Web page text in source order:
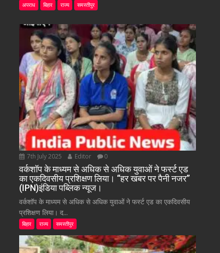
अपराध बिहार राज्य समस्तीपुर
7th July 2025 Editor 0
वर्कशॉप के माध्यम से अधिक से अधिक युवाओं ने फर्स्ट एड
का एकदिवसीय प्रशिक्षण लिया। “हर खबर पर पैनी नजर”
(IPN)इंडिया पब्लिक न्यूज।
वर्कशॉप के माध्यम से अधिक से अधिक युवाओं ने फर्स्ट एड का एकदिवसीय
प्रशिक्षण लिया। द...
बिहार राज्य समस्तीपुर